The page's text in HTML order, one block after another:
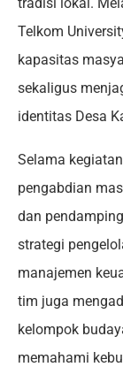
Telkom
kapasitas
sekaligus
identitas Desa
Selama
pengabdian
dan
strategi
manajemen
tim juga
kelompok
memahami